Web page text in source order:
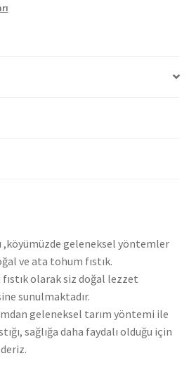
,köyümüzde geleneksel yöntemler
ve ata tohum fıstık.
fıstık olarak siz doğal lezzet
sunulmaktadır.
geleneksel tarım yöntemi ile
sağlığa daha faydalı olduğu için